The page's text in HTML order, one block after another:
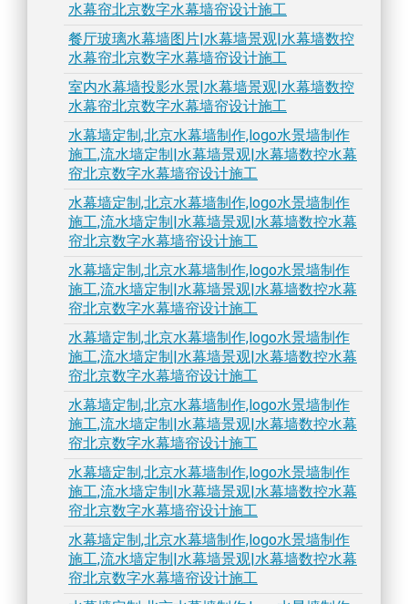
水幕帘北京数字水幕墙帘设计施工
餐厅玻璃水幕墙图片|水幕墙景观|水幕墙数控
水幕帘北京数字水幕墙帘设计施工
室内水幕墙投影水景|水幕墙景观|水幕墙数控
水幕帘北京数字水幕墙帘设计施工
水幕墙定制,北京水幕墙制作,logo水景墙制作
施工,流水墙定制|水幕墙景观|水幕墙数控水幕
帘北京数字水幕墙帘设计施工
水幕墙定制,北京水幕墙制作,logo水景墙制作
施工,流水墙定制|水幕墙景观|水幕墙数控水幕
帘北京数字水幕墙帘设计施工
水幕墙定制,北京水幕墙制作,logo水景墙制作
施工,流水墙定制|水幕墙景观|水幕墙数控水幕
帘北京数字水幕墙帘设计施工
水幕墙定制,北京水幕墙制作,logo水景墙制作
施工,流水墙定制|水幕墙景观|水幕墙数控水幕
帘北京数字水幕墙帘设计施工
水幕墙定制,北京水幕墙制作,logo水景墙制作
施工,流水墙定制|水幕墙景观|水幕墙数控水幕
帘北京数字水幕墙帘设计施工
水幕墙定制,北京水幕墙制作,logo水景墙制作
施工,流水墙定制|水幕墙景观|水幕墙数控水幕
帘北京数字水幕墙帘设计施工
水幕墙定制,北京水幕墙制作,logo水景墙制作
施工,流水墙定制|水幕墙景观|水幕墙数控水幕
帘北京数字水幕墙帘设计施工